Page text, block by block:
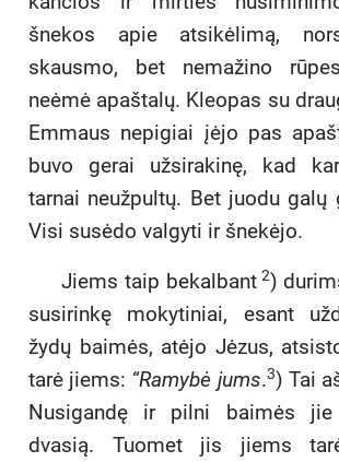
šnekos apie atsikėlimą,
skausmo, bet nemažino
neėmė apaštalų. Kleopas su
Emmaus nepigiai įėjo pas
buvo gerai užsirakinę, kad
tarnai neužpultų. Bet juodu galų
Visi susėdo valgyti ir šnekėjo.
Jiems taip bekalbant2)
susirinkę mokytiniai, esant
žydų baimės, atėjo Jėzus,
tarė jiems: “Ramybė jums.3) Tai
Nusigandę ir pilni baimės
dvasią. Tuomet jis jiems